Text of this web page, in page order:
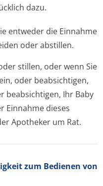
dazu.
entweder die Einnahme
oder abstillen.
stillen, oder wenn Sie
oder beabsichtigen,
beabsichtigen, Ihr Baby
Einnahme dieses
Apotheker um Rat.
zum Bedienen von